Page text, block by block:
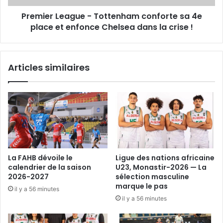
enfonce
ChelseaPremier League - Tottenham conforte sa 4e
place et enfonce Chelsea dans la crise !
Articles similaires
La FAHB dévoile le
calendrier de la saison
2026-2027
il y a 56 minutes
Ligue des nations africaine
U23, Monastir-2026 — La
sélection masculine
marque le pas
il y a 56 minutes